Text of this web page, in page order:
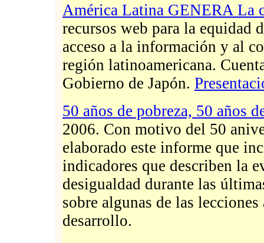
América Latina GENERA La
recursos web para la equidad
acceso a la información y al
región latinoamericana.
Gobierno de Japón.
50 años de pobreza, 50 años
2006. Con motivo del 50
elaborado este informe que
indicadores que describen la
desigualdad durante las
sobre algunas de las
desarrollo.